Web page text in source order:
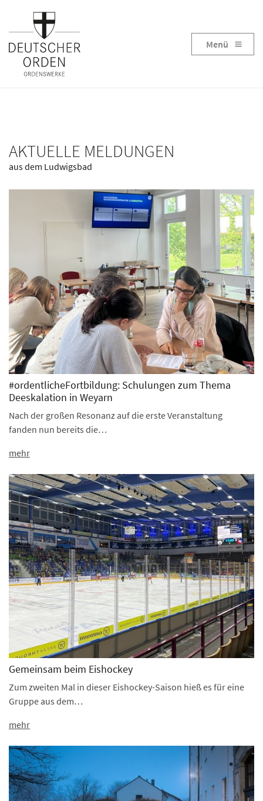
Menü
AKTUELLE MELDUNGEN
aus dem Ludwigsbad
#ordentlicheFortbildung: Schulungen zum Thema
Deeskalation in Weyarn
Nach der großen Resonanz auf die erste Veranstaltung
fanden nun bereits die…
mehr
Gemeinsam beim Eishockey
Zum zweiten Mal in dieser Eishockey-Saison hieß es für eine
Gruppe aus dem…
mehr